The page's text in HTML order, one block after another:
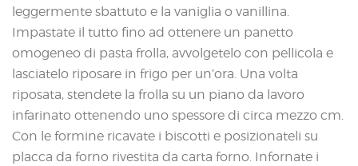
leggermente sbattuto e la vaniglia o vanillina.
Impastate il tutto fino ad ottenere un panetto
omogeneo di pasta frolla, avvolgetelo con pellicola e
lasciatelo riposare in frigo per un’ora. Una volta
riposata, stendete la frolla su un piano da lavoro
infarinato ottenendo uno spessore di circa mezzo cm.
Con le formine ricavate i biscotti e posizionateli su
placca da forno rivestita da carta forno. Infornate i